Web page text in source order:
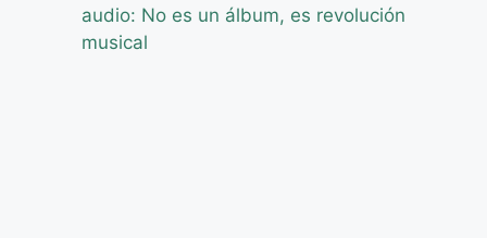
audio: No es un álbum, es revolución
musical